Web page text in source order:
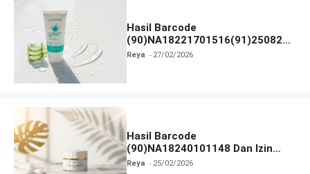
Hasil Barcode
(90)NA18221701516(91)250825
Dan Izin BPOM
Reya 27/02/2026
Hasil Barcode
(90)NA18240101148 Dan Izin
BPOM
Reya 25/02/2026